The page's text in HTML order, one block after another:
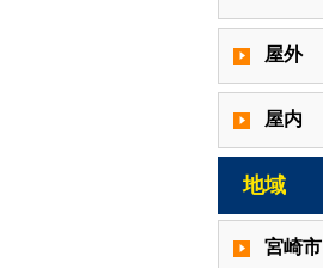
屋外
屋内
地域
宮崎市